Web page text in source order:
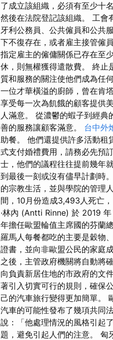
了成立該組織，必須有至少十
然後在法院登記該組織。 工會
牙利公務員、公共僱員和公共
下不復存在，或者雇主接管僱
指定雇主的僱傭關係已存在至
休，則無權獲得遣散費。 終止
質和服務的關注使他們成為任
一位才華橫溢的廚師，曾在肯
享受每一次為飢餓的顧客提供
人滿意。 從濃鬱的蝦子到經
善的服務讓顧客滿意。 台中外
助餐。 他們還提供許多活動租
式支付婚禮費用，請務必先預
士，他們的議程往往提前幾年
到最後一刻或沒有儘早計劃時
的宗教生活，並與學院的管理
間，10月份造成3,493人死亡
·林內 (Antti Rinne) 於 2019
年擔任歐盟輪值主席國的芬蘭
羅馬人每餐都吃的主要是穀物
證書，並向非歐盟公民的家庭
之後，主管政府機關將自動將
向負責新居住地的市政府的文
著引入切實可行的規則，確保
己的汽車旅行變得更加簡單。
汽車的可能性發布了幾項共同
說：「他處理情況的風格引起
題，避免引起人們的注意。 匈